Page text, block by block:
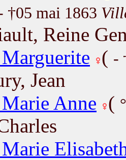
†05 mai 1863
Reine
( -
Jean
Anne (